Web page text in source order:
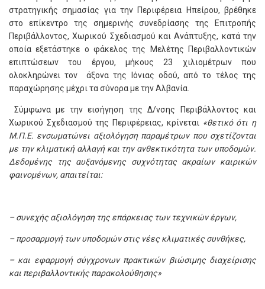
στρατηγικής σημασίας για την Περιφέρεια Ηπείρου, βρέθηκε
στο επίκεντρο της σημερινής συνεδρίασης της Επιτροπής
Περιβάλλοντος, Χωρικού Σχεδιασμού και Ανάπτυξης, κατά την
οποία εξετάστηκε ο φάκελος της Μελέτης Περιβαλλοντικών
επιπτώσεων του έργου, μήκους 23 χιλιομέτρων που
ολοκληρώνει τον άξονα της Ιόνιας οδού, από το τέλος της
παραχώρησης μέχρι τα σύνορα με την Αλβανία.
Σύμφωνα με την εισήγηση της Δ/νσης Περιβάλλοντος και
Χωρικού Σχεδιασμού της Περιφέρειας, κρίνεται «θετικό ότι η
Μ.Π.Ε. ενσωματώνει αξιολόγηση παραμέτρων που σχετίζονται
με την κλιματική αλλαγή και την ανθεκτικότητα των υποδομών.
Δεδομένης της αυξανόμενης συχνότητας ακραίων καιρικών
φαινομένων, απαιτείται:
– συνεχής αξιολόγηση της επάρκειας των τεχνικών έργων,
– προσαρμογή των υποδομών στις νέες κλιματικές συνθήκες,
– και εφαρμογή σύγχρονων πρακτικών βιώσιμης διαχείρισης
και περιβαλλοντικής παρακολούθησης»